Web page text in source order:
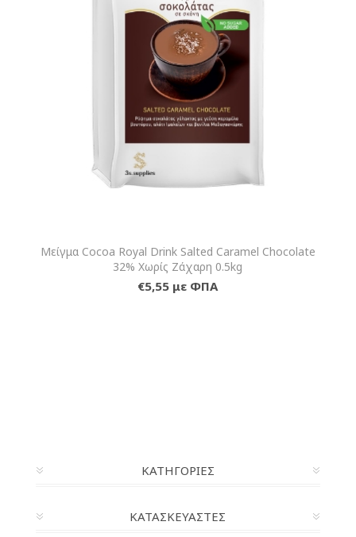
Μείγμα Cocoa Royal Drink Salted Caramel Chocolate
32% Χωρίς Ζάχαρη 0.5kg
€5,55 με ΦΠΑ
ΚΑΤΗΓΟΡΊΕΣ
ΚΑΤΑΣΚΕΥΑΣΤΈΣ